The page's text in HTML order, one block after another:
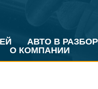
АВТО В РАЗБОР
О КОМПАНИИ